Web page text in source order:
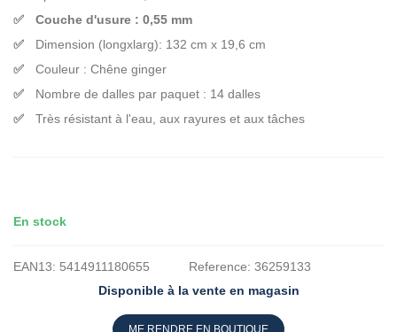
Couche d'usure : 0,55 mm
Dimension (longxlarg): 132 cm x 19,6 cm
Couleur : Chêne ginger
Nombre de dalles par paquet : 14 dalles
Très résistant à l'eau, aux rayures et aux tâches
En stock
EAN13: 5414911180655 Reference: 36259133
Disponible à la vente en magasin